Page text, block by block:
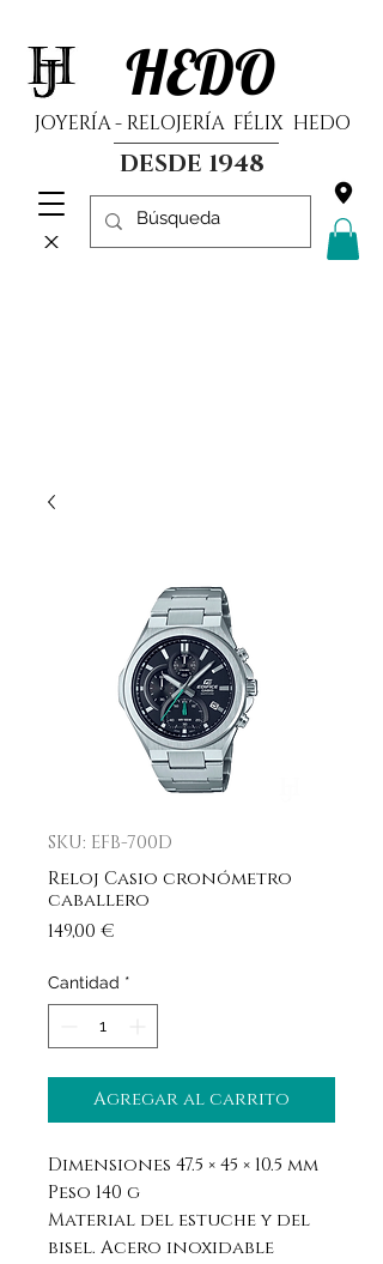
HEDO
JOYERÍA - RELOJERÍA FÉLIX HEDO
DESDE 1948
SKU: EFB-700D
Reloj Casio cronómetro
caballero
149,00 €
Cantidad *
Agregar al carrito
Dimensiones 47.5 × 45 × 10.5 mm
Peso 140 g
Material del estuche y del
bisel. Acero inoxidable